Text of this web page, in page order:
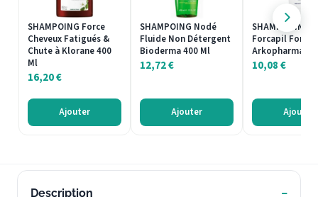
SHAMPOING Force
Cheveux Fatigués &
Chute à Klorane 400
Ml
16,20€
Ajouter
SHAMPOING Nodé
Fluide Non Détergent
Bioderma 400 Ml
12,72€
Ajouter
SHAMPOOING
Forcapil
Arkopharma
10,08€
Ajouter
Description